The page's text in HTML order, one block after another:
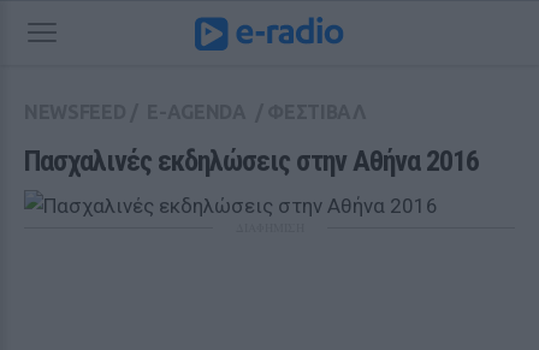
Πασχαλινές εκδηλώσεις στην Αθήνα 2016